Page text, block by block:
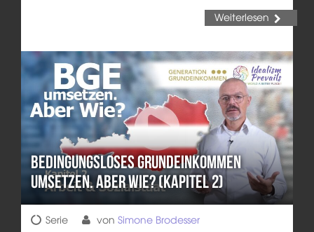
Weiterlesen
Bedingungsloses Grundeinkommen
umsetzen. Aber wie? (Kapitel 2)
Serie von Simone Brodesser